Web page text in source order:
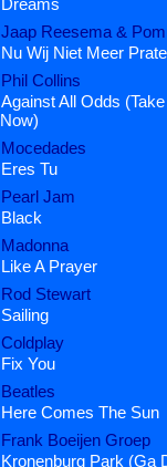
Dreams
Jaap Reesema &
Nu Wij Niet Meer
Phil Collins
Against All Odds
Now)
Mocedades
Eres Tu
Pearl Jam
Black
Madonna
Like A Prayer
Rod Stewart
Sailing
Coldplay
Fix You
Beatles
Here Comes The Sun
Frank Boeijen Groep
Kronenburg Park (Ga